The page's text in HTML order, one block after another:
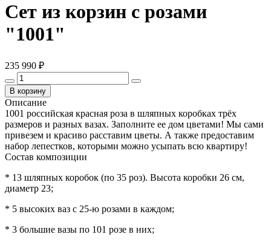
Сет из корзин с розами
"1001"
235 990 ₽
В корзину
Описание
1001 российская красная роза в шляпных коробках трёх
размеров и разных вазах. Заполните ее дом цветами! Мы сами
привезем и красиво расставим цветы. А также предоставим
набор лепестков, которыми можно усыпать всю квартиру!
Состав композиции
* 13 шляпных коробок (по 35 роз). Высота коробки 26 см,
диаметр 23;
* 5 высоких ваз с 25-ю розами в каждом;
* 3 большие вазы по 101 розе в них;